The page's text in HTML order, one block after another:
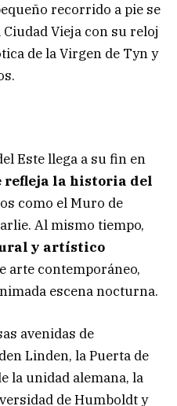
recorrido a pie se
Ciudad Vieja con su reloj
de la Virgen de Tyn y
Este llega a su fin en
refleja la historia del
como el Muro de
Al mismo tiempo,
y artístico
arte contemporáneo,
escena nocturna.
avenidas de
Linden, la Puerta de
la unidad alemana, la
de Humboldt y